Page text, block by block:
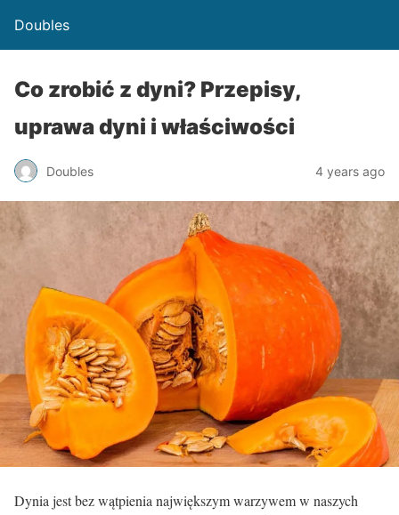
Doubles
Co zrobić z dyni? Przepisy,
uprawa dyni i właściwości
Doubles 4 years ago
Dynia jest bez wątpienia największym warzywem w naszych